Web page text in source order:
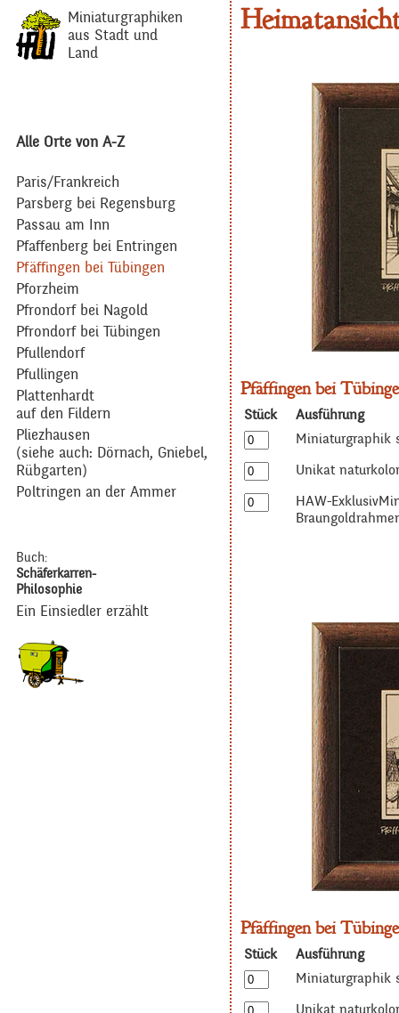
Miniaturgraphiken
aus Stadt und
Land
Alle Orte von A-Z
Paris/Frankreich
Parsberg bei Regensburg
Passau am Inn
Pfaffenberg bei Entringen
Pfäffingen bei Tübingen
Pforzheim
Pfrondorf bei Nagold
Pfrondorf bei Tübingen
Pfullendorf
Pfullingen
Plattenhardt
auf den Fildern
Pliezhausen
(siehe auch: Dörnach, Gniebel,
Rübgarten)
Poltringen an der Ammer
Buch:
Schäferkarren-
Philosophie
Ein Einsiedler erzählt
Pfäffingen bei
Stück
Ausführung
Miniaturgraphik
Unikat
HAW-
Pfäffingen bei
Stück
Ausführung
Miniaturgraphik
Unikat